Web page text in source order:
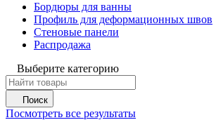
Бордюры для ванны
Профиль для деформационных швов
Стеновые панели
Распродажа
Выберите категорию
Поиск
Посмотреть все результаты